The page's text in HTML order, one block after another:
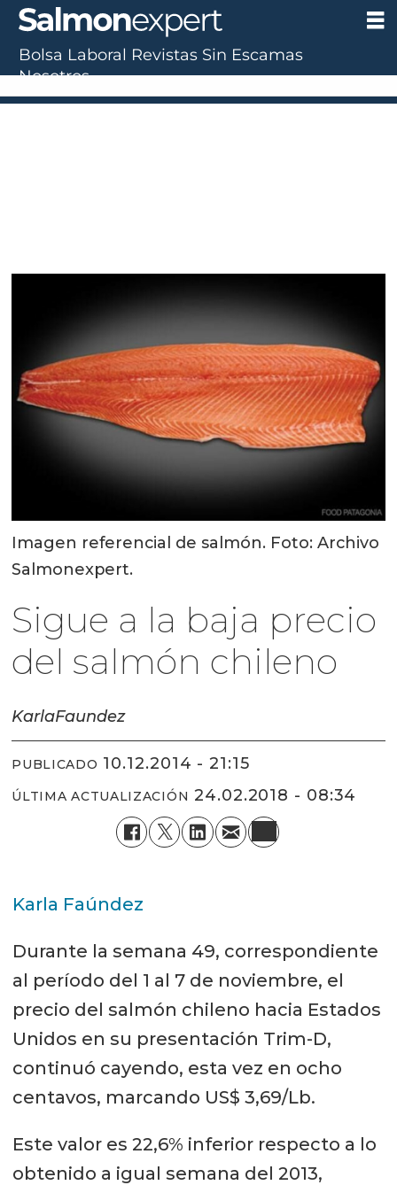
Imagen referencial de salmón. Foto: Archivo
Salmonexpert.
Sigue a la baja precio
del salmón chileno
KarlaFaundez
PUBLICADO 10.12.2014 - 21:15
ÚLTIMA ACTUALIZACIÓN 24.02.2018 - 08:34
Karla Faúndez
Durante la semana 49, correspondiente
al período del 1 al 7 de noviembre, el
precio del salmón chileno hacia Estados
Unidos en su presentación Trim-D,
continuó cayendo, esta vez en ocho
centavos, marcando US$ 3,69/Lb.
Este valor es 22,6% inferior respecto a lo
obtenido a igual semana del 2013,
Bolsa Laboral Revistas Sin Escamas
Nosotros